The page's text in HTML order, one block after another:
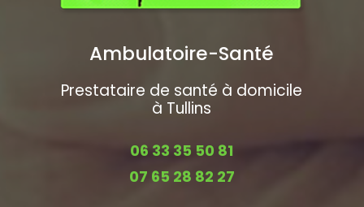
Ambulatoire-Santé
Prestataire de santé à domicile
à Tullins
06 33 35 50 81
07 65 28 82 27